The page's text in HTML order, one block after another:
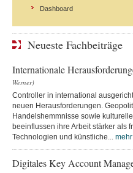
Dashboard
Neueste Fachbeiträge
Internationale
Werner)
Controller in international
neuen Herausforderungen.
Handelshemmnisse sowie
beeinflussen ihre Arbeit stärker als
Technologien und künstliche...
Digitales Key Account